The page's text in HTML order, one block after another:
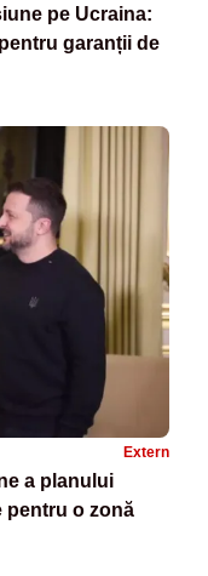
pe Ucraina:
garanții de
Extern
a planului
pentru o zonă